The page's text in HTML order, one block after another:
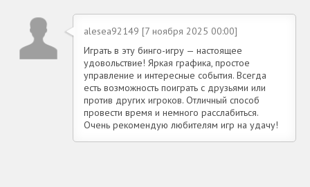
alesea92149 [7 ноября 2025 00:00]
Играть в эту бинго-игру — настоящее
удовольствие! Яркая графика, простое
управление и интересные события. Всегда
есть возможность поиграть с друзьями или
против других игроков. Отличный способ
провести время и немного расслабиться.
Очень рекомендую любителям игр на удачу!